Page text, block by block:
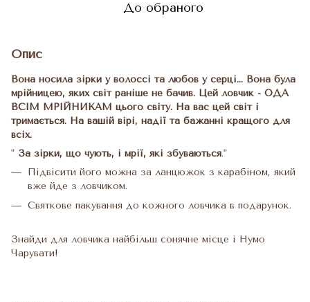
До обраного
Опис
Вона носила зірки у волоссі та любов у серці... Вона була
мрійницею, яких світ раніше не бачив. Цей ловчик - ОДА
ВСІМ МРІЙНИКАМ цього світу. На вас цей світ і
тримається. На вашій вірі, надії та бажанні кращого для
всіх.
" За зірки, що чують, і мрії, які збуваються."
Підвісити його можна за ланцюжок з карабіном, який
вже йде з ловчиком.
Святкове пакування до кожного ловчика в подарунок.
Знайди для ловчика найбільш сонячне місце і Нумо
Чарувати!